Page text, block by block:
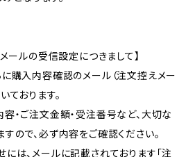
ールの受信設定につきまして】
購入内容確認のメール（注文控えメー
ております。
・ご注文金額・受注番号など、大切な
ので、必ず内容をご確認ください。
は、メールに記載されております「注